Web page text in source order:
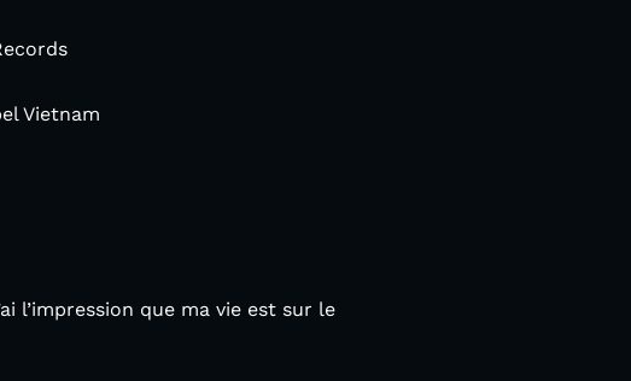
Vietnam
l’impression que ma vie est sur le